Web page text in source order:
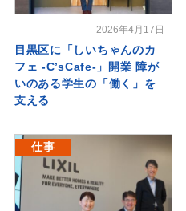
2026年4月17日
目黒区に「しいちゃんのカ
フェ -C’sCafe-」開業 障が
いのある学生の「働く」を
支える
仕事